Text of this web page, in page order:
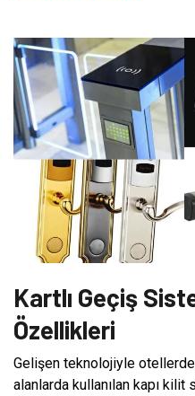
Kartlı Geçiş
Özellikleri
Gelişen teknolojiyle
alanlarda kullanılan kapı